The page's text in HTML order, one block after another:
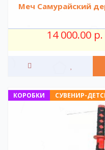
Меч Самурайский
14 000.00 р.
СУВЕНИР-
КОРОБКИ